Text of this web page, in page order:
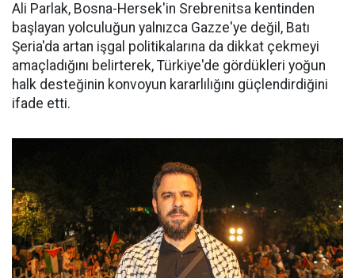
Ali Parlak, Bosna-Hersek'in Srebrenitsa kentinden
başlayan yolculuğun yalnızca Gazze'ye değil, Batı
Şeria'da artan işgal politikalarına da dikkat çekmeyi
amaçladığını belirterek, Türkiye'de gördükleri yoğun
halk desteğinin konvoyun kararlılığını güçlendirdiğini
ifade etti.